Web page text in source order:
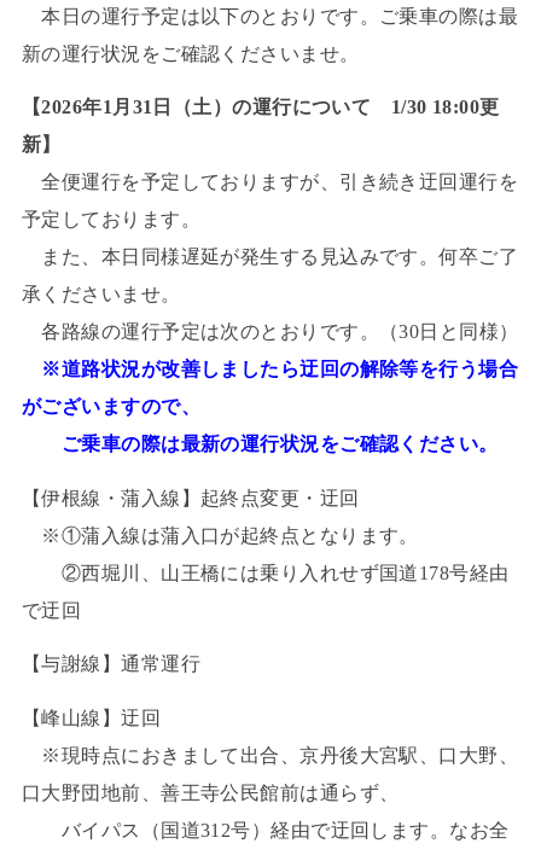
本日の運行予定は以下のとおりです。ご乗車の際は最
新の運行状況をご確認くださいませ。
【2026年1月31日（土）の運行について 1/30 18:00更
新】
全便運行を予定しておりますが、引き続き迂回運行を
予定しております。
また、本日同様遅延が発生する見込みです。何卒ご了
承くださいませ。
各路線の運行予定は次のとおりです。（30日と同様）
※道路状況が改善しましたら迂回の解除等を行う場合
がございますので、
ご乗車の際は最新の運行状況をご確認ください。
【伊根線・蒲入線】起終点変更・迂回
※①蒲入線は蒲入口が起終点となります。
②西堀川、山王橋には乗り入れせず国道178号経由
で迂回
【与謝線】通常運行
【峰山線】迂回
※現時点におきまして出合、京丹後大宮駅、口大野、
口大野団地前、善王寺公民館前は通らず、
バイパス（国道312号）経由で迂回します。なお全